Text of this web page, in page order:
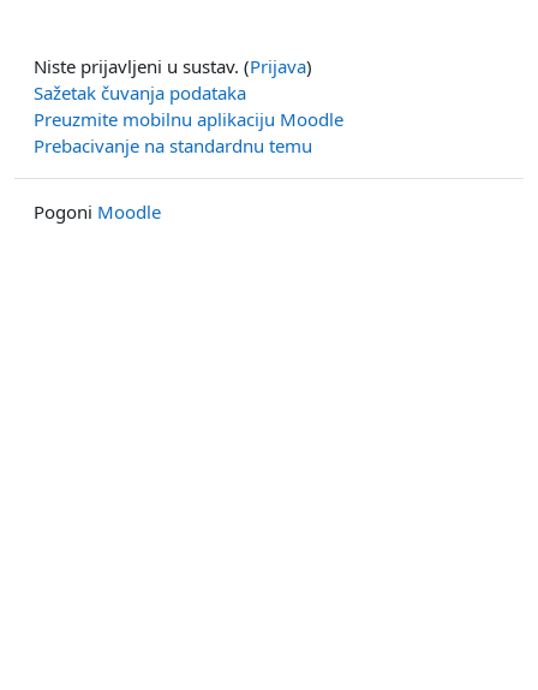
Niste prijavljeni u sustav. (Prijava)
Sažetak čuvanja podataka
Preuzmite mobilnu aplikaciju Moodle
Prebacivanje na standardnu temu
Pogoni Moodle